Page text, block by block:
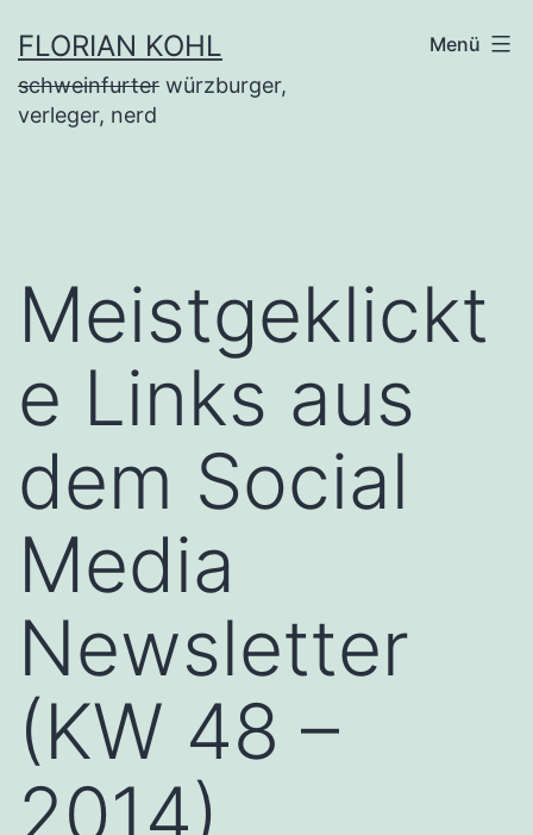
Inhalt
springen
FLORIAN KOHL
schweinfurter würzburger,
verleger, nerd
Menü
Meistgeklickt
e Links aus
dem Social
Media
Newsletter
(KW 48 –
2014)